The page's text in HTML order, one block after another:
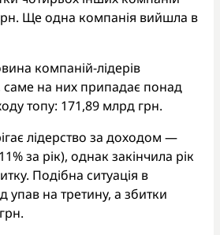
Ще одна компанія вийшла в
компаній-лідерів
саме на них припадає понад
топу: 171,89 млрд грн.
лідерство за доходом —
за рік), однак закінчила рік
Подібна ситуація в
упав на третину, а збитки